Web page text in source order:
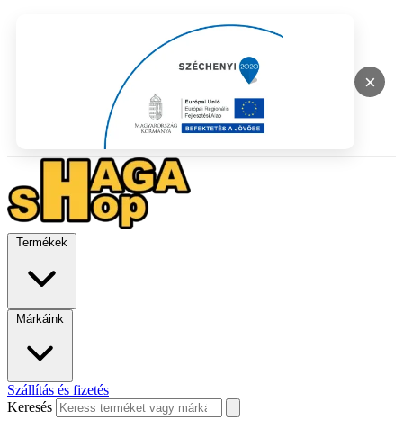
×
Termékek
Márkáink
Szállítás és fizetés
Keresés